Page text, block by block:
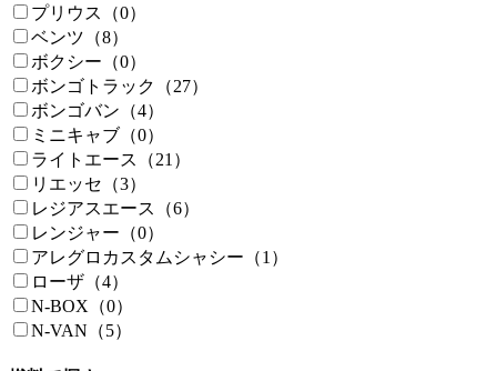
プリウス（0）
ベンツ（8）
ボクシー（0）
ボンゴトラック（27）
ボンゴバン（4）
ミニキャブ（0）
ライトエース（21）
リエッセ（3）
レジアスエース（6）
レンジャー（0）
アレグロカスタムシャシー（1）
ローザ（4）
N-BOX（0）
N-VAN（5）